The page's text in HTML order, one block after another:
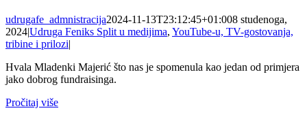
udrugafe_admnistracija2024-11-13T23:12:45+01:008 studenoga,
2024|Udruga Feniks Split u medijima, YouTube-u, TV-gostovanja,
tribine i prilozi|
Hvala Mladenki Majerić što nas je spomenula kao jedan od primjera
jako dobrog fundraisinga.
Pročitaj više